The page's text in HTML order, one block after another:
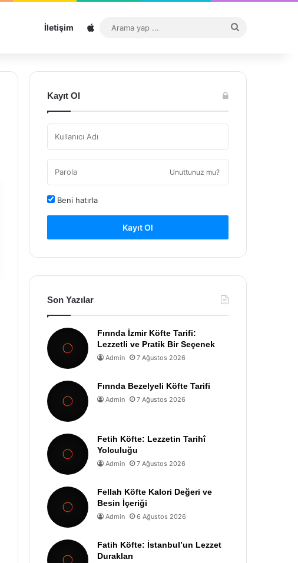
İletişim Sitemap
...
Kayıt Ol
Unuttunuz mu?
Beni hatırla
Kayıt Ol
Son Yazılar
Fırında İzmir Köfte Tarifi:
Lezzetli ve Pratik Bir Seçenek
Admin 7 Ağustos 2026
Fırında Bezelyeli Köfte Tarifi
Admin 7 Ağustos 2026
Fetih Köfte: Lezzetin Tarihî
Yolculuğu
Admin 7 Ağustos 2026
Fellah Köfte Kalori Değeri ve
Besin İçeriği
Admin 6 Ağustos 2026
Fatih Köfte: İstanbul’un Lezzet
Durakları